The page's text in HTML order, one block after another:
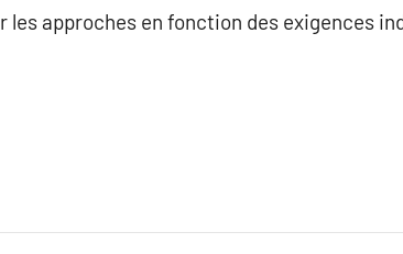
approches en fonction des exigences